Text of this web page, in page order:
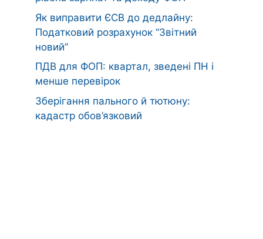
Як виправити ЄСВ до дедлайну:
Податковий розрахунок “Звітний
новий”
ПДВ для ФОП: квартал, зведені ПН і
менше перевірок
Зберігання пального й тютюну:
кадастр обов’язковий